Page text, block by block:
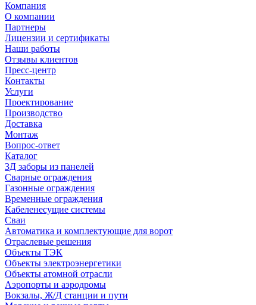
Компания
О компании
Партнеры
Лицензии и сертификаты
Наши работы
Отзывы клиентов
Пресс-центр
Контакты
Услуги
Проектирование
Производство
Доставка
Монтаж
Вопрос-ответ
Каталог
3Д заборы из панелей
Сварные ограждения
Газонные ограждения
Временные ограждения
Кабеленесущие системы
Cваи
Автоматика и комплектующие для ворот
Отраслевые решения
Объекты ТЭК
Объекты электроэнергетики
Объекты атомной отрасли
Аэропорты и аэродромы
Вокзалы, Ж/Д станции и пути